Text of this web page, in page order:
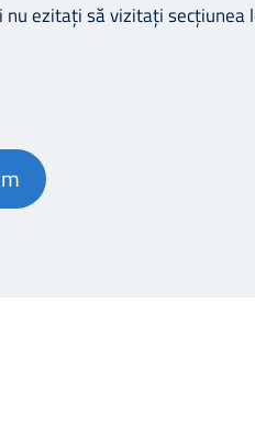
ezitați să vizitați secțiunea